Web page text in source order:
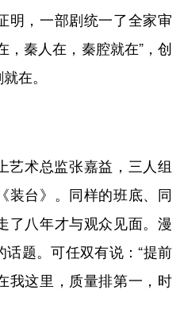
明，一部剧统一了全家审
，秦人在，秦腔就在”，创
在。
术总监张嘉益，三人组
装台》。同样的班底、同
了八年才与观众见面。漫
题。可任双有说：“提前
我这里，质量排第一，时